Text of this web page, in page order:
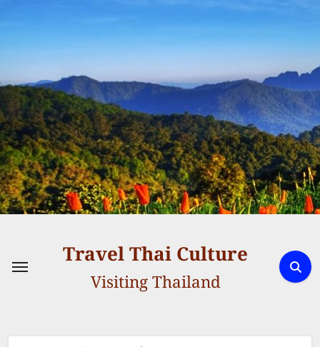
content
Travel Thai Culture
Visiting Thailand